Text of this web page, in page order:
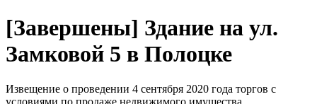
[Завершены] Здание на ул.
Замковой 5 в Полоцке
Извещение о проведении 4 сентября 2020 года торгов с
условиями по продаже недвижимого имущества,